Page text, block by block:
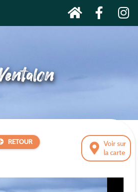
Voir sur
la carte
RETOUR